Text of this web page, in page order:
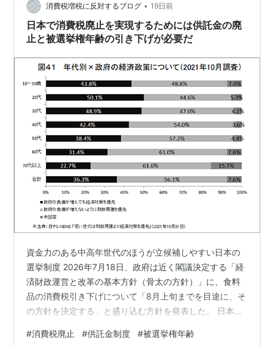
消費税増税に反対するブログ • 19日前
日本で消費税廃止を実現するためには供託金の廃
止と被選挙権年齢の引き下げが必要だ
資金力のある中高年世代のほうが立候補しやすい日本の
選挙制度 2026年7月18日、政府は近く閣議決定する「経
済財政運営と改革の基本方針（骨太の方針）」に、食料
品の消費税引き下げについて「8月上旬までを目途に、そ
の方針を決定する」と盛り込む方針を発表した。 日本経
ず消費税廃止が進まない理由について、私は選挙にお金
#消費税廃止 #供託金制度 #被選挙権年齢